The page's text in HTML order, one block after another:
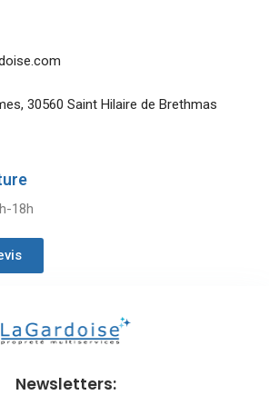
30560 Saint Hilaire de Brethmas
18h
Newsletters: